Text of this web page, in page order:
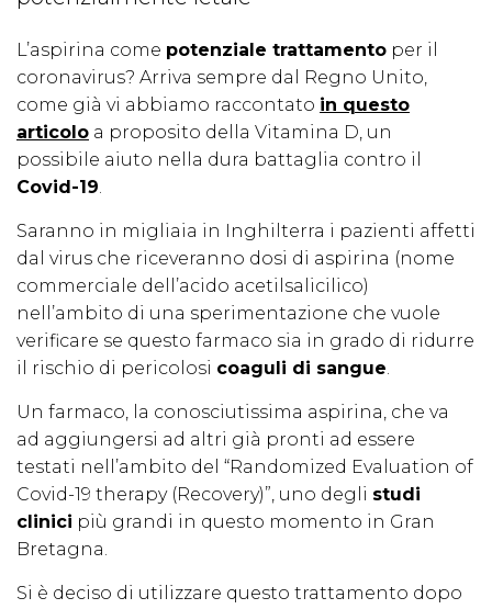
L’aspirina come potenziale trattamento per il
coronavirus? Arriva sempre dal Regno Unito,
come già vi abbiamo raccontato in questo
articolo a proposito della Vitamina D, un
possibile aiuto nella dura battaglia contro il
Covid-19.
Saranno in migliaia in Inghilterra i pazienti affetti
dal virus che riceveranno dosi di aspirina (nome
commerciale dell’acido acetilsalicilico)
nell’ambito di una sperimentazione che vuole
verificare se questo farmaco sia in grado di ridurre
il rischio di pericolosi coaguli di sangue.
Un farmaco, la conosciutissima aspirina, che va
ad aggiungersi ad altri già pronti ad essere
testati nell’ambito del “Randomized Evaluation of
Covid-19 therapy (Recovery)”, uno degli studi
clinici più grandi in questo momento in Gran
Bretagna.
Si è deciso di utilizzare questo trattamento dopo